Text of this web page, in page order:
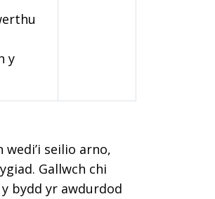
y
seilio arno,
Gallwch chi
bydd yr awdurdod